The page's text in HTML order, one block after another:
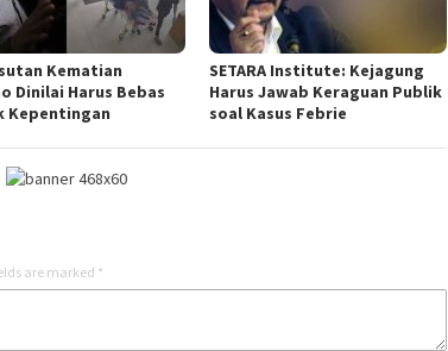
Kematian
Dinilai Harus Bebas
Kepentingan
SETARA Institute: Kejagung
Harus Jawab Keraguan Publik
soal Kasus Febrie
are marked *